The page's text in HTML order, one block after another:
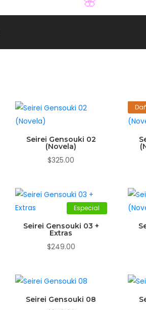
Seirei Gensouki 02
(Novela)
$325.00
Especial
Seirei Gensouki 03 +
Extras
$249.00
Seirei Gensouki 08